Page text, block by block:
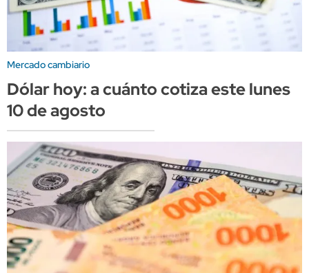
Mercado cambiario
Dólar hoy: a cuánto cotiza este lunes
10 de agosto